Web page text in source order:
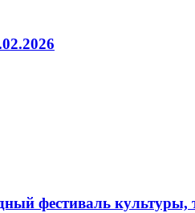
фестиваль культуры,